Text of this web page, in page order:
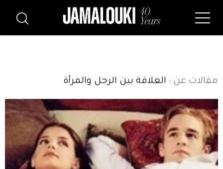
مقالات عن : العلاقة بين الرجل والمرأة